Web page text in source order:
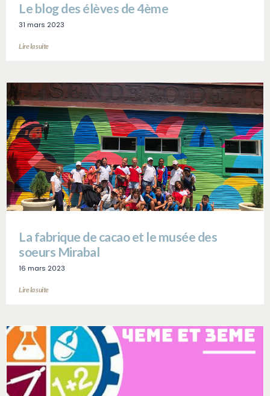
Le blog des élèves de 4ème
31 mars 2023
Lire la suite
La fabrique de cacao et le musée des
soeurs Mirabal
16 mars 2023
Lire la suite